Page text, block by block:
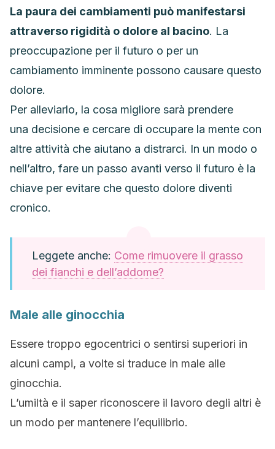
La paura dei cambiamenti può manifestarsi
attraverso rigidità o dolore al bacino. La
preoccupazione per il futuro o per un
cambiamento imminente possono causare questo
dolore.
Per alleviarlo, la cosa migliore sarà prendere
una decisione e cercare di occupare la mente con
altre attività che aiutano a distrarci. In un modo o
nell’altro, fare un passo avanti verso il futuro è la
chiave per evitare che questo dolore diventi
cronico.
Leggete anche: Come rimuovere il grasso
dei fianchi e dell’addome?
Male alle ginocchia
Essere troppo egocentrici o sentirsi superiori in
alcuni campi, a volte si traduce in male alle
ginocchia.
L’umiltà e il saper riconoscere il lavoro degli altri è
un modo per mantenere l’equilibrio.